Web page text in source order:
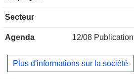
Allemagne (7,1%), Etats-Unis
(3,4%), France (3,3%) et autres
Secteur
Agenda 12/08
Plus d'informations sur la société